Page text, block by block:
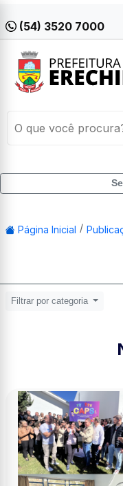
(54) 3520 7000
Página Inicial
Filtrar por categoria